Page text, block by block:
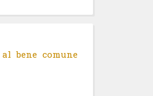
bene comune